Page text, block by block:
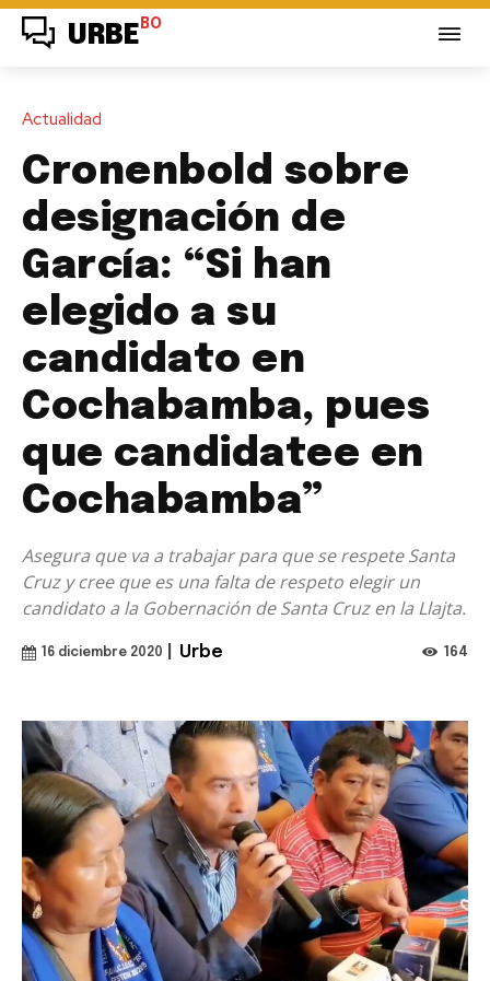
URBE BO
Actualidad
Cronenbold sobre
designación de
García: “Si han
elegido a su
candidato en
Cochabamba, pues
que candidatee en
Cochabamba”
Asegura que va a trabajar para que se respete Santa
Cruz y cree que es una falta de respeto elegir un
candidato a la Gobernación de Santa Cruz en la Llajta.
16 diciembre 2020 Urbe 164